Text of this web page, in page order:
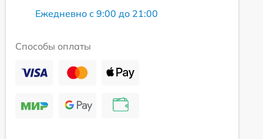
Ежедневно с 9:00 до 21:00
Способы оплаты